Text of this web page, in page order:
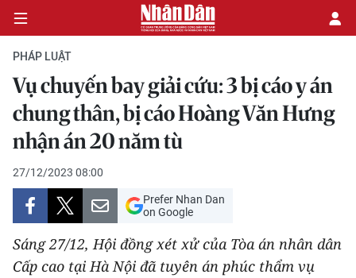
CHÍNH TRỊ
KINH TẾ
VĂN HÓA
XÃ HỘI
PHÁP LUẬT
PHÁP LUẬT
Vụ chuyến bay giải cứu: 3 bị cáo y án
chung thân, bị cáo Hoàng Văn Hưng
nhận án 20 năm tù
27/12/2023 08:00
Prefer Nhan Dan
on Google
Sáng 27/12, Hội đồng xét xử của Tòa án nhân dân
Cấp cao tại Hà Nội đã tuyên án phúc thẩm vụ